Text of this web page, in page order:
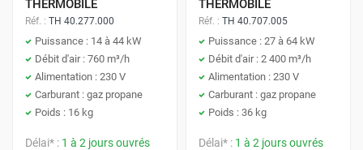
THERMOBILE
Réf. : TH 40.277.000
Puissance : 14 à 44 kW
Débit d'air : 760 m³/h
Alimentation : 230 V
Carburant : gaz propane
Poids : 16 kg
Délai* : 1 à 2 jours ouvrés
THERMOBILE
Réf. : TH 40.707.005
Puissance : 27 à 64 kW
Débit d'air : 2 400 m³/h
Alimentation : 230 V
Carburant : gaz propane
Poids : 36 kg
Délai* : 1 à 2 jours ouvrés